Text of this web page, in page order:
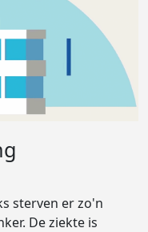
sterven er zo'n
De ziekte is